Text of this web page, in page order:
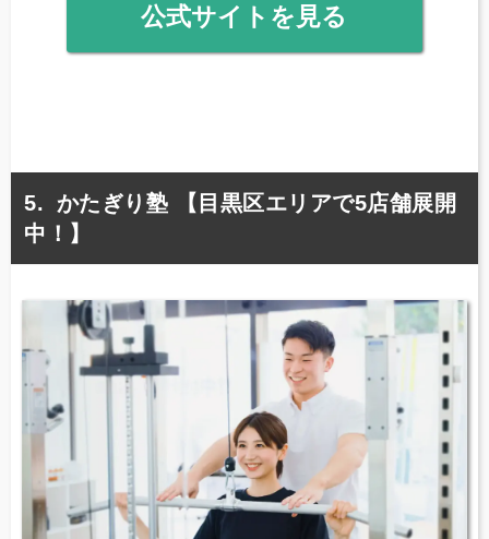
公式サイトを見る
かたぎり塾 【目黒区エリアで5店舗展開
中！】